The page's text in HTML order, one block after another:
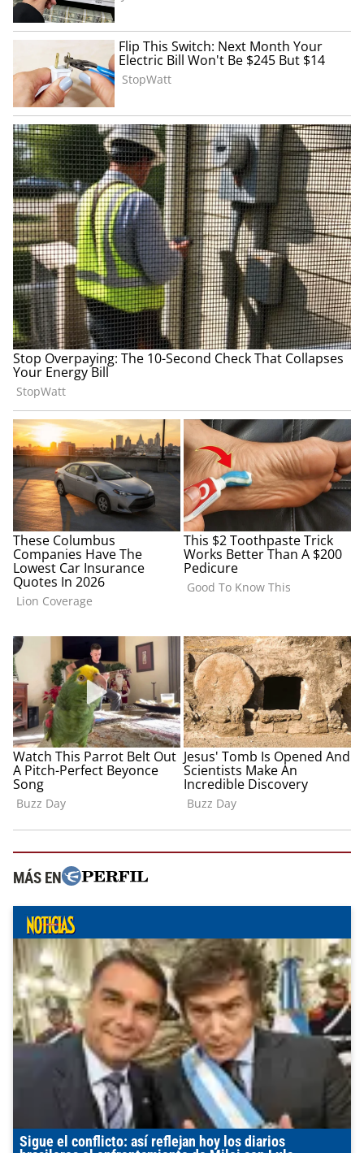
MÁS EN
Sigue el conflicto: así reflejan hoy los diarios